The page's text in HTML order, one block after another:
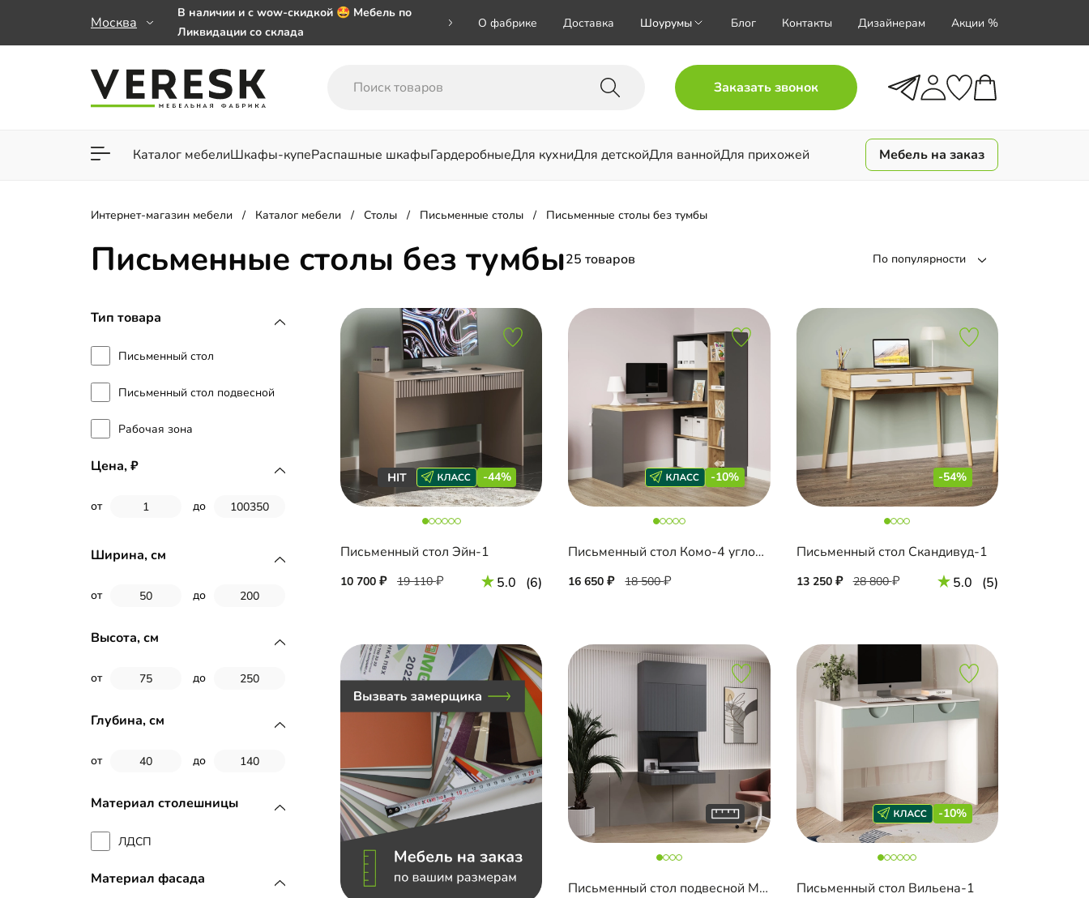
Москва
В наличии и с wow-скидкой 🤩 Мебель по
Ликвидации со склада
заказе от 50 000 ₽
Важно! Наш Whatsapp переехал на номер
О фабрике Доставка Шоурумы Блог Контакты Дизайнерам Акции %
Заказать звонок
Каталог мебелиШкафы-купеРаспашные шкафыГардеробныеДля кухниДля детскойДля ваннойДля прихожей
Для гостиной Для спальни
Мебель на заказ
Интернет-магазин мебели Каталог мебели Столы Письменные столы Письменные столы без тумбы
Письменные столы без тумбы25 товаров По популярности
Тип товара
Письменный стол
Письменный стол подвесной
Рабочая зона
Цена,
от до
Ширина, см
от до
Высота, см
от до
Глубина, см
от до
Материал столешницы
ЛДСП
Материал фасада
-44%
Письменный стол Эйн-1
10 700 19 110 5.0 (6)
-10%
Письменный стол Комо-4 угловой
16 650 18 500
-54%
Письменный стол Скандивуд-1
13 250 28 800 5.0 (5)
Письменный стол подвесной Мобаро-9
-10%
Письменный стол Вильена-1